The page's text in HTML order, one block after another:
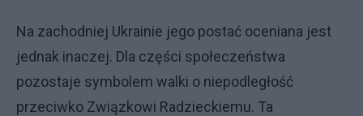
Na zachodniej Ukrainie jego postać oceniana jest
jednak inaczej. Dla części społeczeństwa
pozostaje symbolem walki o niepodległość
przeciwko Związkowi Radzieckiemu. Ta